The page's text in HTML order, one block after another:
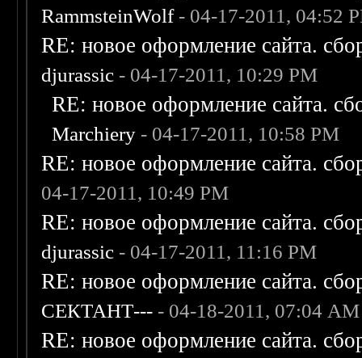
RammsteinWolf- 04-17-2011, 04:52
RE: новое оформление сайта.
djurassic - 04-17-2011, 10:29 PM
RE: новое оформление сайта.
Marchiery - 04-17-2011, 10:58 PM
RE: новое оформление сайта.
04-17-2011, 10:49 PM
RE: новое оформление сайта.
djurassic - 04-17-2011, 11:16 PM
RE: новое оформление сайта.
СЕКТАНТ--- - 04-18-2011, 07:04 AM
RE: новое оформление сайта.